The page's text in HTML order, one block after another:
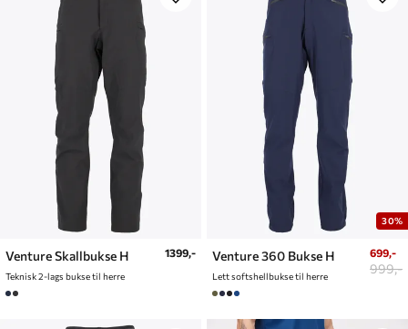
Venture Skallbukse H
Teknisk 2-lags bukse til herre
1399,-
30%
Venture 360 Bukse H
Lett softshellbukse til herre
699,-
999,-